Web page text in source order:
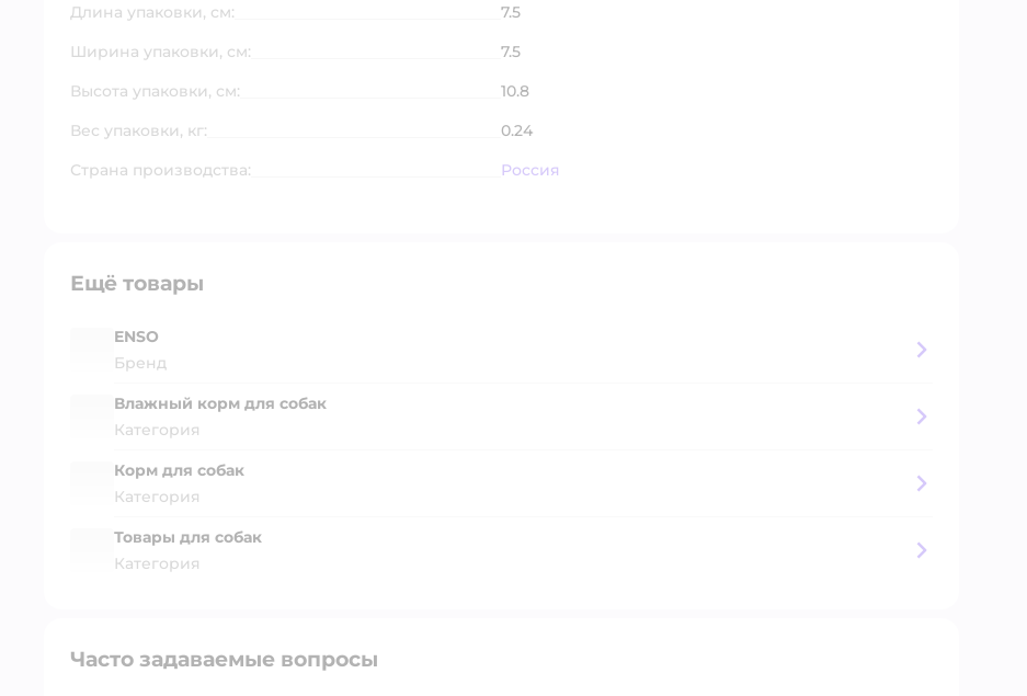
Длина упаковки, см:
7.5
Ширина упаковки, см:
7.5
Высота упаковки, см:
10.8
Вес упаковки, кг:
0.24
Страна производства:
Россия
Ещё товары
ENSO
Бренд
Влажный корм для собак
Категория
Корм для собак
Категория
Товары для собак
Категория
Часто задаваемые вопросы